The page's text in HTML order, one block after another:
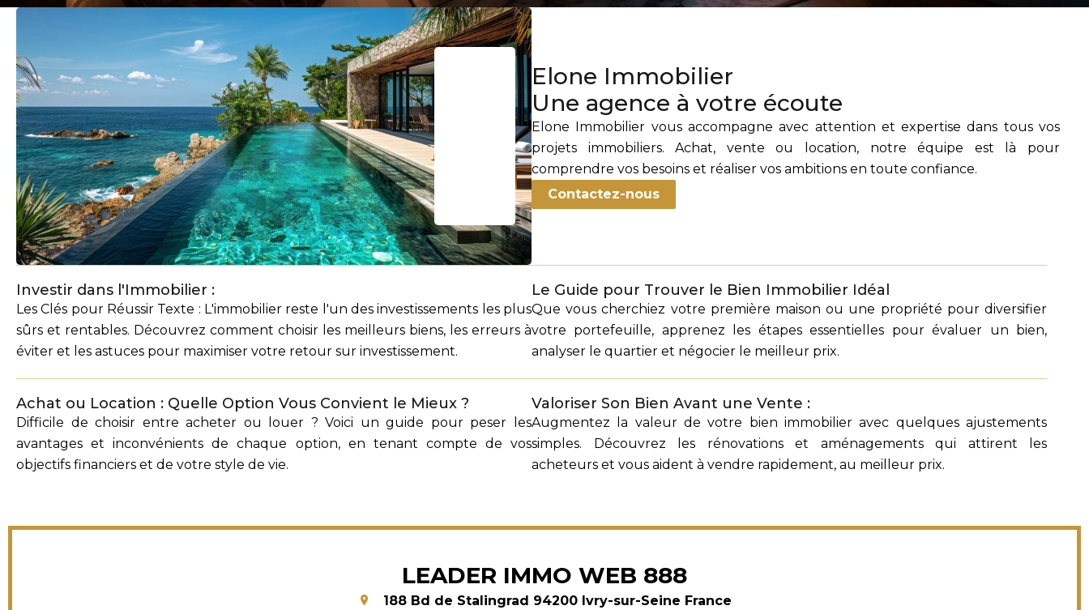
Elone Immobilier
Une agence à votre écoute
Elone Immobilier vous accompagne avec attention et expertise dans tous vos
projets immobiliers. Achat, vente ou location, notre équipe est là pour
comprendre vos besoins et réaliser vos ambitions en toute confiance.
Contactez-nous
Investir dans l'Immobilier :
Les Clés pour Réussir Texte : L'immobilier reste l'un des investissements les plus
sûrs et rentables. Découvrez comment choisir les meilleurs biens, les erreurs à
éviter et les astuces pour maximiser votre retour sur investissement.
Le Guide pour Trouver le Bien Immobilier Idéal
Que vous cherchiez votre première maison ou une propriété pour diversifier
votre portefeuille, apprenez les étapes essentielles pour évaluer un bien,
analyser le quartier et négocier le meilleur prix.
Achat ou Location : Quelle Option Vous Convient le Mieux ?
Difficile de choisir entre acheter ou louer ? Voici un guide pour peser les
avantages et inconvénients de chaque option, en tenant compte de vos
objectifs financiers et de votre style de vie.
Valoriser Son Bien Avant une Vente :
Augmentez la valeur de votre bien immobilier avec quelques ajustements
simples. Découvrez les rénovations et aménagements qui attirent les
acheteurs et vous aident à vendre rapidement, au meilleur prix.
LEADER IMMO WEB 888
188 Bd de Stalingrad 94200Ivry-sur-Seine France